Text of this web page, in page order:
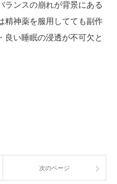
ランスの崩れが背景にある
精神薬を服用してても副作
良い睡眠の浸透が不可欠と
次のページ